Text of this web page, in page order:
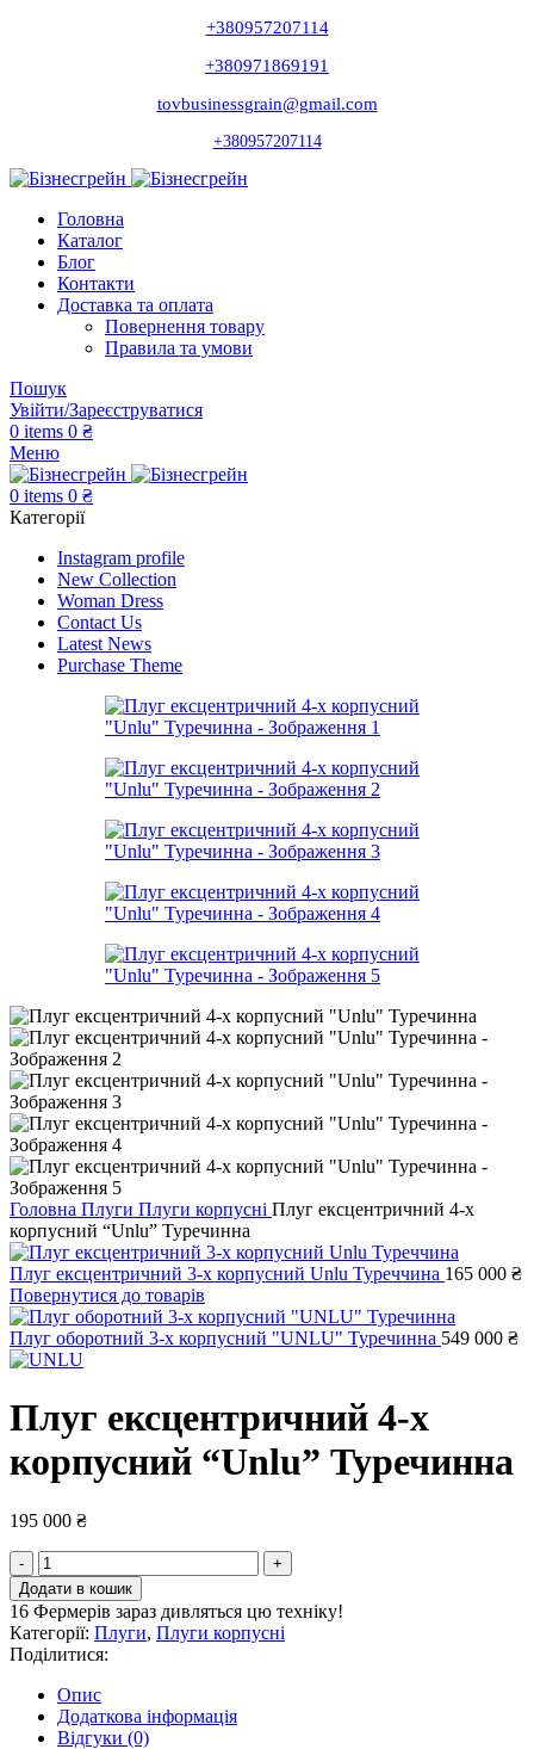
+380957207114
+380971869191
tovbusinessgrain@gmail.com
+380957207114
Головна
Каталог
Блог
Контакти
Доставка та оплата
Повернення товару
Правила та умови
Пошук
Увійти/Зареєструватися
0 items 0 ₴
Меню
0 items 0 ₴
Категорії
Instagram profile
New Collection
Woman Dress
Contact Us
Latest News
Purchase Theme
Головна Плуги Плуги корпусні Плуг ексцентричний 4-х
корпусний “Unlu” Туречинна
Плуг ексцентричний 3-х корпусний Unlu Туреччина 165 000 ₴
Повернутися до товарів
Плуг оборотний 3-х корпусний "UNLU" Туречинна 549 000 ₴
Плуг ексцентричний 4-х
корпусний “Unlu” Туречинна
195 000 ₴
Плуг
ексцентричний
4-
х
корпусний
"Unlu"
Туречинна
кількість
Додати в кошик
16 Фермерів зараз дивляться цю техніку!
Категорії: Плуги, Плуги корпусні
Поділитися:
Опис
Додаткова інформація
Відгуки (0)